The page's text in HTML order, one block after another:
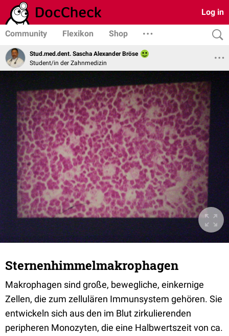
Log in
Community Flexikon Shop
Stud.med.dent. Sascha Alexander Bröse
Student/in der Zahnmedizin
Sternenhimmelmakrophagen
Makrophagen sind große, bewegliche, einkernige
Zellen, die zum zellulären Immunsystem gehören. Sie
entwickeln sich aus den im Blut zirkulierenden
peripheren Monozyten, die eine Halbwertszeit von ca.